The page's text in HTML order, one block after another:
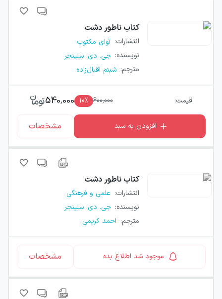
کتاب ناطور دشت
انتشارات: آوای مکتوب
نویسنده: جی. دی. سلینجر
مترجم: شبنم اقبال‌زاده
قیمت: 600,000
10٪ 540,000
افزودن به سبد مشخصات
کتاب ناطور دشت
انتشارات: علمی و فرهنگی
نویسنده: جی. دی. سلینجر
مترجم: احمد کریمی
موجود شد اطلاع بده مشخصات